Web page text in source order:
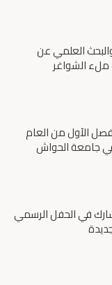
والبحث العلمي عن
الشواغر
الأول من العام
/2025 – 2026/ في جامعة الحواش
في الحفل الرسمي